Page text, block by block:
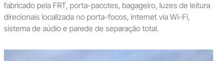
fabricado pela FRT, porta-pacotes, bagageiro, luzes de leitura
direcionais localizada no porta-focos, internet via Wi-Fi,
sistema de aúdio e parede de separação total.